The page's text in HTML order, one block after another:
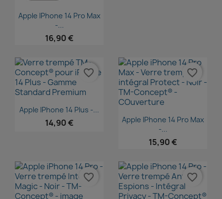
 Aperçu rapide
Apple IPhone 14 Pro Max
-...
16,90 €
Aperçu rapide
Apple IPhone 14 Plus -...
14,90 €
favorite_border
 Aperçu rapide
Apple IPhone 14 Pro Max
-...
15,90 €
favorite_border
favorite_border favorite_border